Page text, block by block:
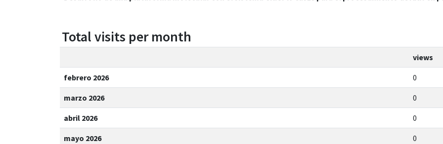
Total visits per month
views
febrero 2026 0
marzo 2026 0
abril 2026 0
mayo 2026 0